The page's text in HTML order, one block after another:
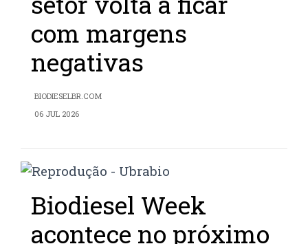
com margens
negativas
BIODIESELBR.COM
06 JUL 2026
Biodiesel Week
acontece no próximo